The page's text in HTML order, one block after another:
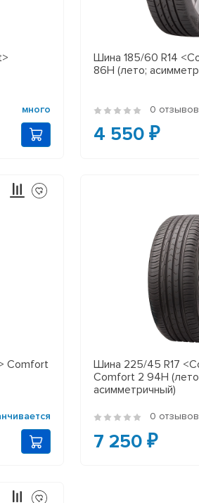
много
Шина 185/60 R14
86Н (лето;
0 отзывов
4 550 ₽
Comfort
Шина 225/45 R17
Comfort 2 94H
асимметричный)
0 отзывов
7 250 ₽